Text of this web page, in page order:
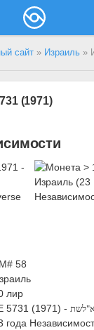
сайт » Израиль »
(1971)
58
лир
5731 (1971) -
года